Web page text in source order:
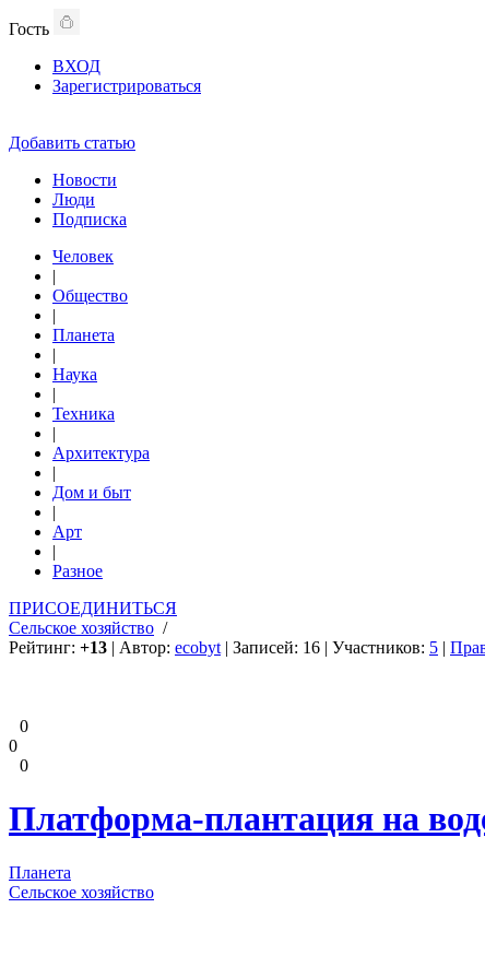
Гость
ВХОД
Зарегистрироваться
Добавить статью
Новости
Люди
Подписка
Человек
|
Общество
|
Планета
|
Наука
|
Техника
|
Архитектура
|
Дом и быт
|
Арт
|
Разное
ПРИСОЕДИНИТЬСЯ
Сельское хозяйство /
Рейтинг: +13 | Автор: ecobyt | Записей: 16 | Участников: 5 |
0
0
0
Платформа-плантация на
Планета
Сельское хозяйство